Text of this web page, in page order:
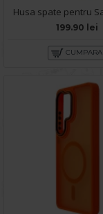
199.90 lei
CUMPARA